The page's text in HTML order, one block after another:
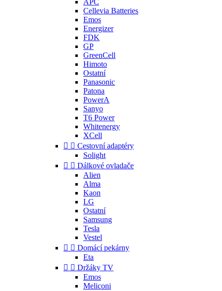
Cellevia Batteries
Emos
Energizer
FDK
GP
GreenCell
Himoto
Ostatní
Panasonic
Patona
PowerA
Sanyo
T6 Power
Whitenergy
XCell
  Cestovní adaptéry
Solight
  Dálkové ovladače
Alien
Alma
Kaon
LG
Ostatní
Samsung
Tesla
Vestel
  Domácí pekárny
Eta
  Držáky TV
Emos
Meliconi